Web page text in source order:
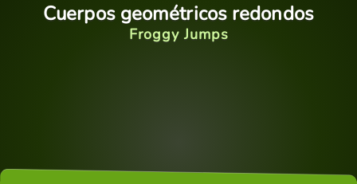
Cuerpos geométricos redondos
Froggy Jumps